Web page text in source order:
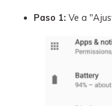
Paso 1: Ve a